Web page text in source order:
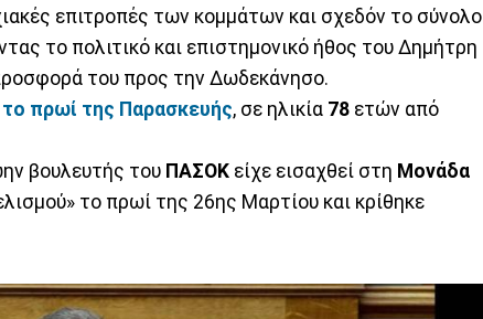
επιτροπές των κομμάτων και σχεδόν το σύνολο
το πολιτικό και επιστημονικό ήθος του Δημήτρη
του προς την Δωδεκάνησο.
πρωί της Παρασκευής, σε ηλικία 78 ετών από
βουλευτής του ΠΑΣΟΚ είχε εισαχθεί στη Μονάδα
το πρωί της 26ης Μαρτίου και κρίθηκε